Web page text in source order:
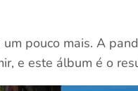
um pouco mais. A
e este álbum é o